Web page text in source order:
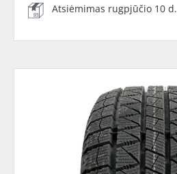
Atsiėmimas rugpjūčio 10 d.